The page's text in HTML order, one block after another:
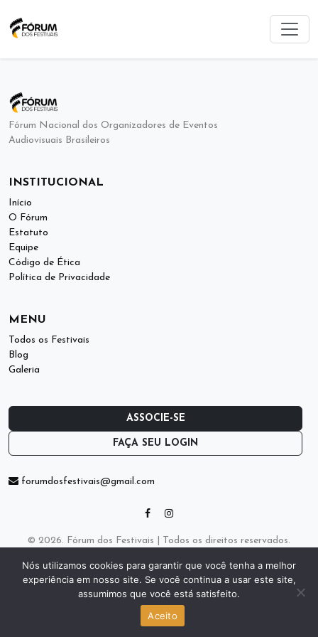
Fórum Nacional dos Organizadores de Eventos
Audiovisuais Brasileiros
INSTITUCIONAL
Início
O Fórum
Estatuto
Equipe
Código de Ética
Política de Privacidade
MENU
Todos os Festivais
Blog
Galeria
ASSOCIE-SE
FAÇA SEU LOGIN
forumdosfestivais@gmail.com
© 2026. Fórum dos Festivais | Todos os direitos reservados.
Desenvolvido por
Nós utilizamos cookies para garantir que você tenha a melhor
experiência em nosso site. Se você continua a usar este site,
assumimos que você está satisfeito.
Aceito